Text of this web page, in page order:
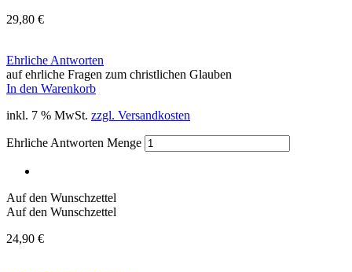
29,80 €
Ehrliche Antworten
auf ehrliche Fragen zum christlichen Glauben
In den Warenkorb
inkl. 7 % MwSt. zzgl. Versandkosten
Ehrliche Antworten Menge
Auf den Wunschzettel
Auf den Wunschzettel
24,90 €